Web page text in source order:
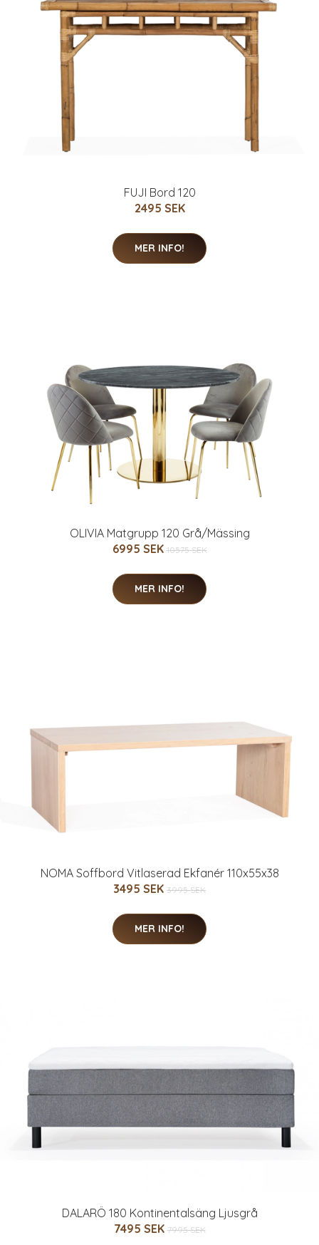
FUJI Bord 120
2495 SEK
MER INFO!
OLIVIA Matgrupp 120 Grå/Mässing
6995 SEK 10575 SEK
MER INFO!
NOMA Soffbord Vitlaserad Ekfanér 110x55x38
3495 SEK 3995 SEK
MER INFO!
DALARÖ 180 Kontinentalsäng Ljusgrå
7495 SEK 7995 SEK